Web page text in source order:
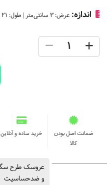
اندازه: عرض: 3 سانتی‌متر | طول: 21 سانتی‌متر | ارتفاع: 20 سانتی‌متر
ضمانت اصل بودن
کالا
خرید ساده و آنلاین
عروسک طرح
و ضد‌حساسیت